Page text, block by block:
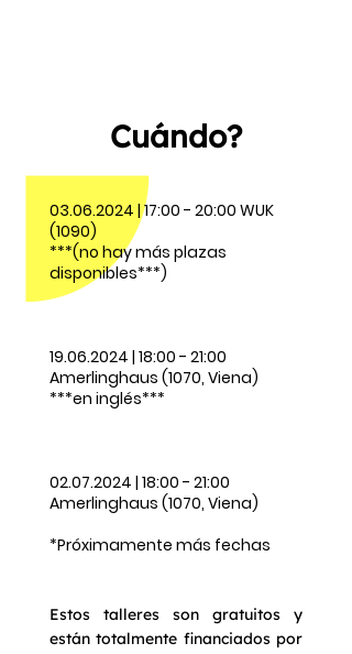
Cuándo?
03.06.2024 | 17:00 - 20:00 WUK
(1090)
***(no hay más plazas
disponibles***)
19.06.2024 | 18:00 - 21:00
Amerlinghaus (1070, Viena)
***en inglés***
02.07.2024 | 18:00 - 21:00
Amerlinghaus (1070, Viena)
*Próximamente más fechas
Estos talleres son gratuitos y
están totalmente financiados por